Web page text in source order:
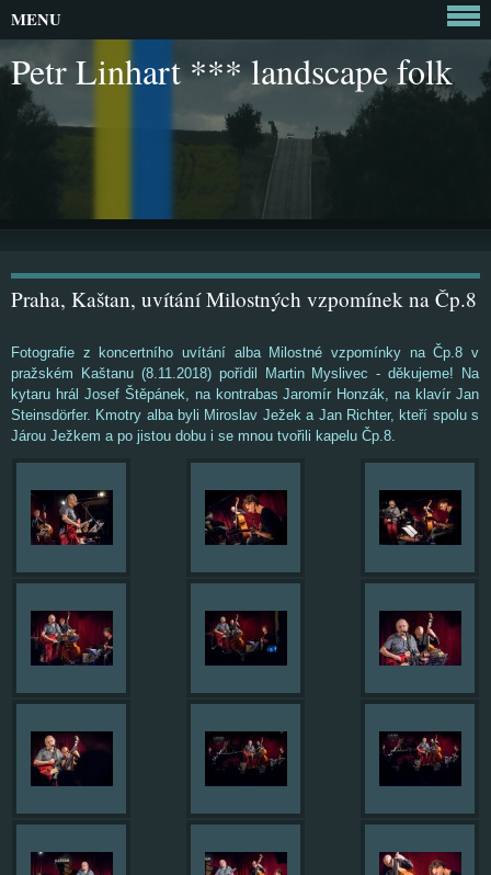
Petr Linhart *** landscape folk
Praha, Kaštan, uvítání Milostných vzpomínek na Čp.8
Fotografie z koncertního uvítání alba Milostné vzpomínky na Čp.8 v
pražském Kaštanu (8.11.2018) pořídil Martin Myslivec - děkujeme! Na
kytaru hrál Josef Štěpánek, na kontrabas Jaromír Honzák, na klavír Jan
Steinsdörfer. Kmotry alba byli Miroslav Ježek a Jan Richter, kteří spolu s
Járou Ježkem a po jistou dobu i se mnou tvořili kapelu Čp.8.
MENU